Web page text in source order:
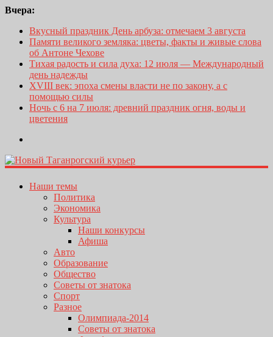
Вчера:
Вкусный праздник День арбуза: отмечаем 3 августа
Памяти великого земляка: цветы, факты и живые слова
об Антоне Чехове
Тихая радость и сила духа: 12 июля — Международный
день надежды
XVIII век: эпоха смены власти не по закону, а с
помощью силы
Ночь с 6 на 7 июля: древний праздник огня, воды и
цветения
Наши темы
Политика
Экономика
Культура
Наши конкурсы
Афиша
Авто
Образование
Общество
Советы от знатока
Спорт
Разное
Олимпиада-2014
Советы от знатока